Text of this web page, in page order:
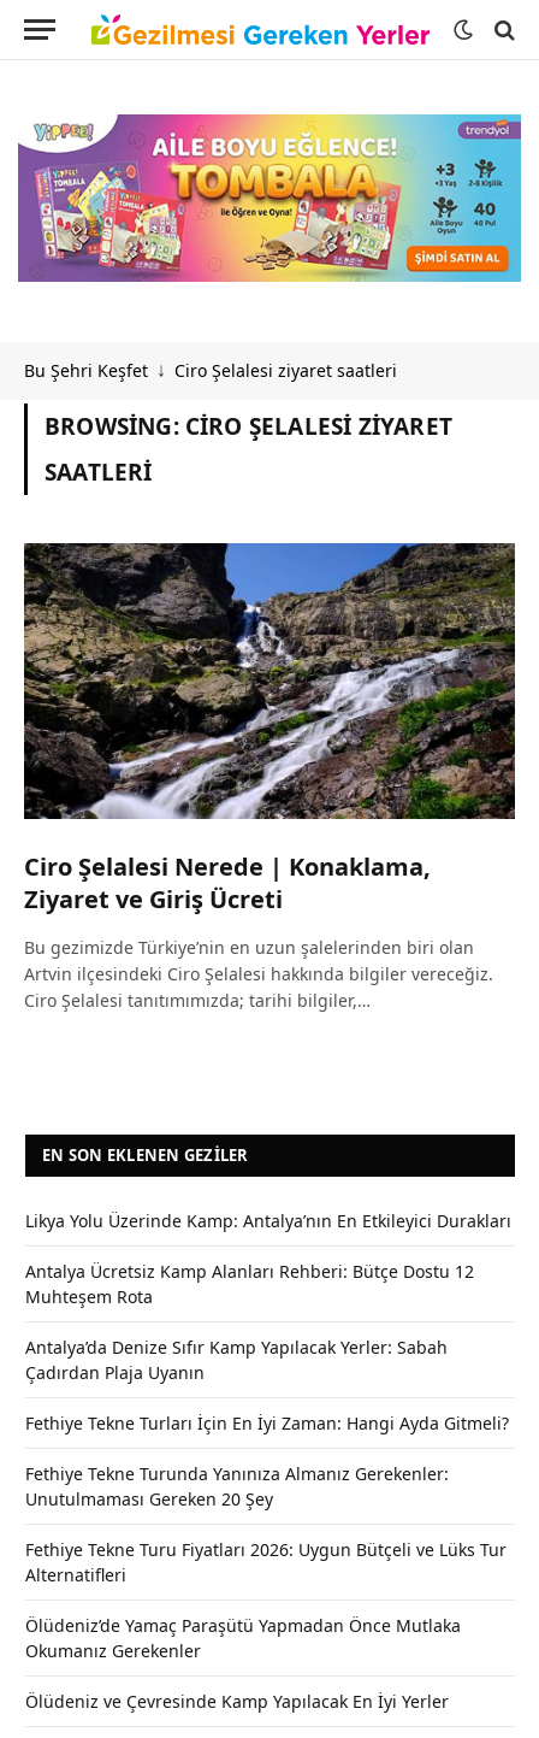
Bu Şehri Keşfet ↓ Ciro Şelalesi ziyaret saatleri
BROWSING: CIRO ŞELALESI ZIYARET
SAATLERI
Ciro Şelalesi Nerede | Konaklama,
Ziyaret ve Giriş Ücreti
Bu gezimizde Türkiye’nin en uzun şalelerinden biri olan
Artvin ilçesindeki Ciro Şelalesi hakkında bilgiler vereceğiz.
Ciro Şelalesi tanıtımımızda; tarihi bilgiler,…
EN SON EKLENEN GEZILER
Likya Yolu Üzerinde Kamp: Antalya’nın En Etkileyici Durakları
Antalya Ücretsiz Kamp Alanları Rehberi: Bütçe Dostu 12
Muhteşem Rota
Antalya’da Denize Sıfır Kamp Yapılacak Yerler: Sabah
Çadırdan Plaja Uyanın
Fethiye Tekne Turları İçin En İyi Zaman: Hangi Ayda Gitmeli?
Fethiye Tekne Turunda Yanınıza Almanız Gerekenler:
Unutulmaması Gereken 20 Şey
Fethiye Tekne Turu Fiyatları 2026: Uygun Bütçeli ve Lüks Tur
Alternatifleri
Ölüdeniz’de Yamaç Paraşütü Yapmadan Önce Mutlaka
Okumanız Gerekenler
Ölüdeniz ve Çevresinde Kamp Yapılacak En İyi Yerler